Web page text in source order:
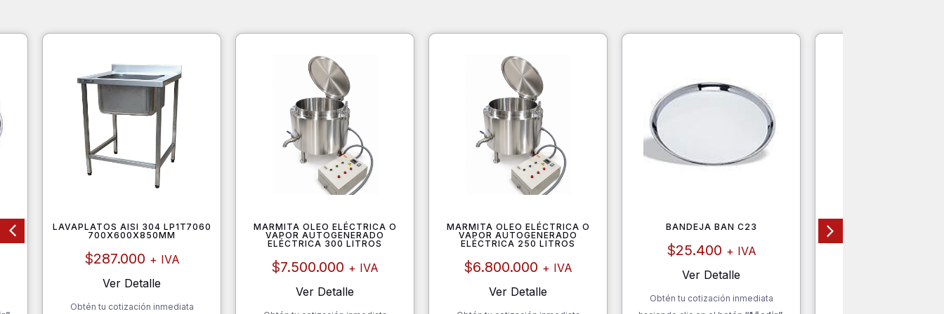
LAVAPLATOS AISI 304 LP1T7060
700X600X850MM
$287.000 + IVA
Ver Detalle
Obtén tu cotización inmediata
MARMITA OLEO ELÉCTRICA O
VAPOR AUTOGENERADO
ELÉCTRICA 300 LITROS
$7.500.000 + IVA
Ver Detalle
MARMITA OLEO ELÉCTRICA O
VAPOR AUTOGENERADO
ELÉCTRICA 250 LITROS
$6.800.000 + IVA
Ver Detalle
BANDEJA BAN C23
$25.400 + IVA
Ver Detalle
Obtén tu cotización inmediata